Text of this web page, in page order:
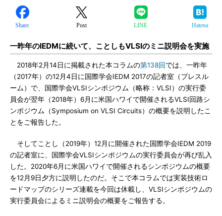
Share Post LINE Hatena
一昨年のIEDMに続いて、ことしもVLSIのミニ説明会を実施
2018年2月14日に掲載された本コラムの第138回では、一昨年
（2017年）の12月4日に国際学会IEDM 2017の記者室（プレスル
ーム）で、国際学会VLSIシンポジウム（略称：VLSI）の実行委
員会が翌年（2018年）6月に米国ハワイで開催されるVLSI回路シ
ンポジウム（Symposium on VLSI Circuits）の概要を説明したこ
とをご報告した。
そしてことし（2019年）12月に開催された国際学会IEDM 2019
の記者室に、国際学会VLSIシンポジウムの実行委員会が再び乱入
した。2020年6月に米国ハワイで開催されるシンポジウムの概要
を12月9日夕方に説明したのだ。そこで本コラムでは実装技術ロ
ードマップのシリーズ連載を今回は休載し、VLSIシンポジウムの
実行委員会によるミニ説明会の概要をご報告する。